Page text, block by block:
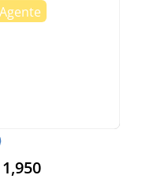
1,950